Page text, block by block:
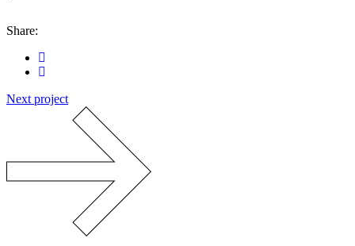
Share:
Next project